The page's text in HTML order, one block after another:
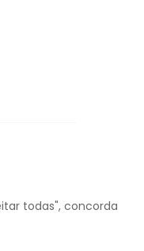
todas", concorda